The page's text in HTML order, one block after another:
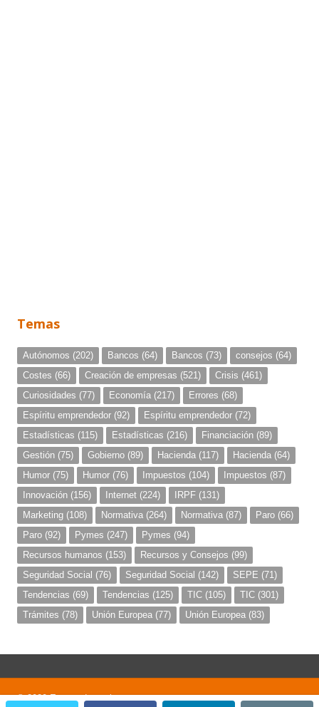
Temas
Autónomos (202) Bancos (64) Bancos (73) consejos (64)
Costes (66) Creación de empresas (521) Crisis (461)
Curiosidades (77) Economía (217) Errores (68)
Espíritu emprendedor (92) Espíritu emprendedor (72)
Estadísticas (115) Estadísticas (216) Financiación (89)
Gestión (75) Gobierno (89) Hacienda (117) Hacienda (64)
Humor (75) Humor (76) Impuestos (104) Impuestos (87)
Innovación (156) Internet (224) IRPF (131)
Marketing (108) Normativa (264) Normativa (87) Paro (66)
Paro (92) Pymes (247) Pymes (94)
Recursos humanos (153) Recursos y Consejos (99)
Seguridad Social (76) Seguridad Social (142) SEPE (71)
Tendencias (69) Tendencias (125) TIC (105) TIC (301)
Trámites (78) Unión Europea (77) Unión Europea (83)
© 2020 Emprendemania